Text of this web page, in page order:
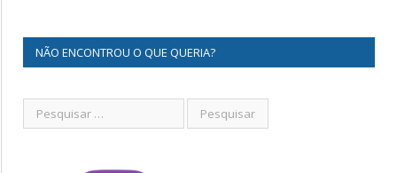
NÃO ENCONTROU O QUE QUERIA?